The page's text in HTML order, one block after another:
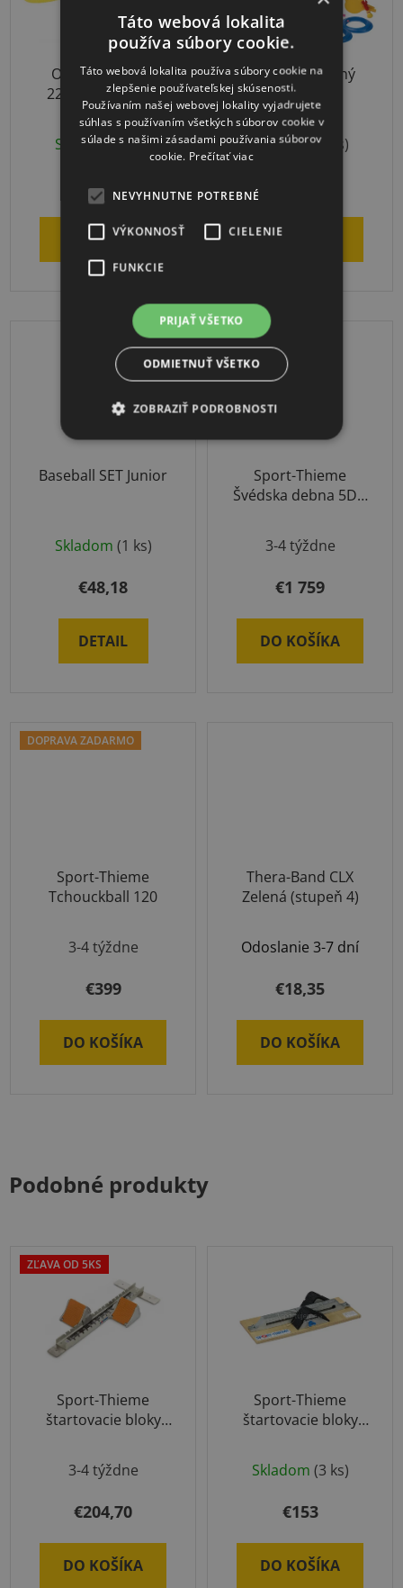
OV10 dúchadlo
220V na AirTrack
produkty
Skladom(2 ks)
€169,13
DO KOŠÍKA
Relaxačný herný
školský set
Skladom(1 ks)
DO KOŠÍKA
Baseball SET Junior
Skladom (1 ks)
€48,18
DETAIL
DOPRAVA ZADARMO
Sport-Thieme
Švédska debna 5D s
3-4 týždne
€1 759
DO KOŠÍKA
DOPRAVA ZADARMO
Sport-Thieme
Tchouckball 120
3-4 týždne
€399
DO KOŠÍKA
Thera-Band CLX
Zelená (stupeň 4)
Odoslanie 3-7 dní
€18,35
DO KOŠÍKA
Podobné produkty
ZĽAVA OD 5KS
Sport-Thieme
štartovacie bloky
hodnotenie
produktu
5,0
z
3-4 týždne
€204,70
DO KOŠÍKA
Sport-Thieme
štartovacie bloky
Skladom (3 ks)
€153
DO KOŠÍKA
Táto webová lokalita
používa súbory cookie.
Táto webová lokalita používa súbory cookie na
zlepšenie používateľskej skúsenosti.
Používaním našej webovej lokality vyjadrujete
súhlas s používaním všetkých súborov cookie v
súlade s našimi zásadami používania súborov
cookie. Prečítať viac
NEVYHNUTNE POTREBNÉ
VÝKONNOSŤ CIELENIE
FUNKCIE
PRIJAŤ VŠETKO
ODMIETNUŤ VŠETKO
ZOBRAZIŤ PODROBNOSTI